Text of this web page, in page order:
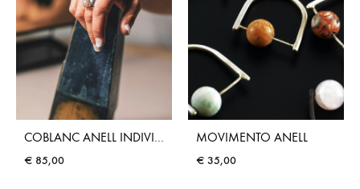
€ 85,00
MOVIMENTO ANELL
€ 35,00